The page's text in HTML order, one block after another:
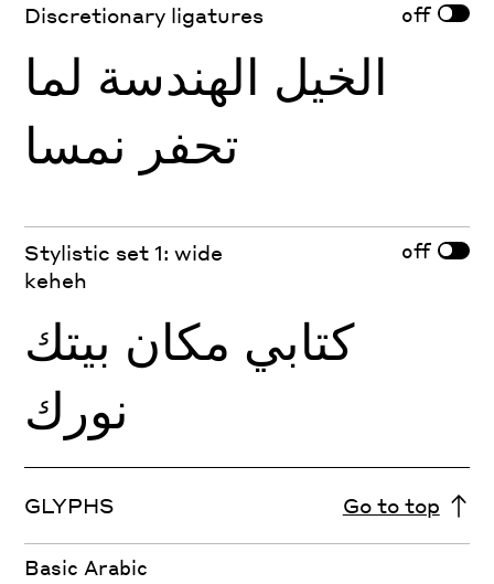
Discretionary ligatures off
الخيل الهندسة لما
تحفر نمسا
Stylistic set 1: wide
keheh
off
كتابي مكان بيتك
نورك
GLYPHS Go to top
Basic Arabic